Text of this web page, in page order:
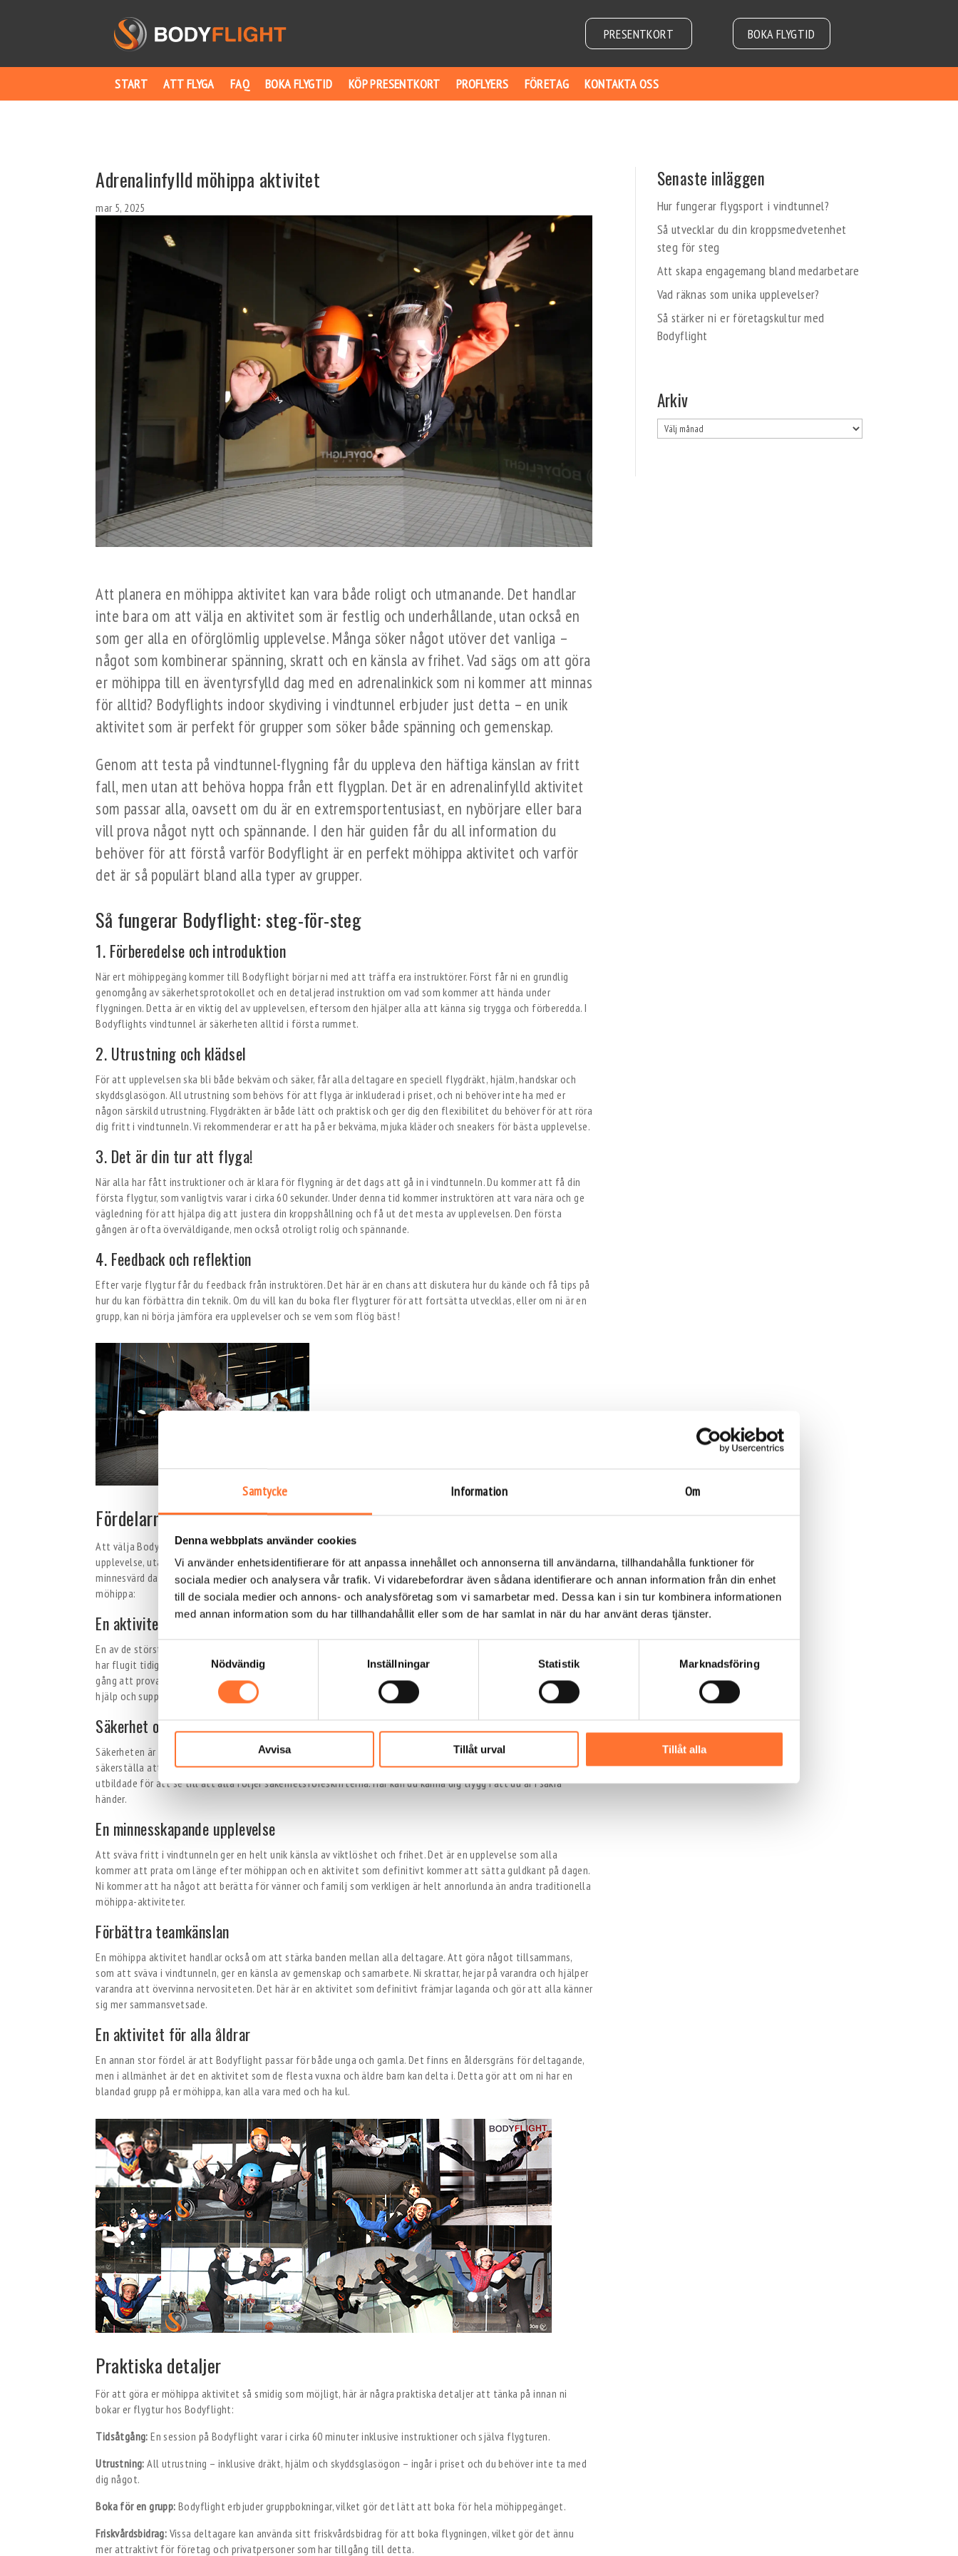
Samtycke Information Om
Denna webbplats använder cookies
Vi använder enhetsidentifierare för att anpassa innehållet och annonserna till användarna, tillhandahålla funktioner för
sociala medier och analysera vår trafik. Vi vidarebefordrar även sådana identifierare och annan information från din enhet
till de sociala medier och annons- och analysföretag som vi samarbetar med. Dessa kan i sin tur kombinera informationen
med annan information som du har tillhandahållit eller som de har samlat in när du har använt deras tjänster.
Samtyckesval
Nödvändig
Inställningar Statistik Marknadsföring
Avvisa Tillåt urval Tillåt alla
PRESENTKORT BOKA FLYGTID
START ATT FLYGA FAQ BOKA FLYGTID KÖP PRESENTKORT PROFLYERS FÖRETAG KONTAKTA OSS
Adrenalinfylld möhippa aktivitet
mar 5, 2025
Att planera en möhippa aktivitet kan vara både roligt och utmanande. Det handlar
inte bara om att välja en aktivitet som är festlig och underhållande, utan också en
som ger alla en oförglömlig upplevelse. Många söker något utöver det vanliga –
något som kombinerar spänning, skratt och en känsla av frihet. Vad sägs om att göra
er möhippa till en äventyrsfylld dag med en adrenalinkick som ni kommer att minnas
för alltid? Bodyflights indoor skydiving i vindtunnel erbjuder just detta – en unik
aktivitet som är perfekt för grupper som söker både spänning och gemenskap.
Genom att testa på vindtunnel-flygning får du uppleva den häftiga känslan av fritt
fall, men utan att behöva hoppa från ett flygplan. Det är en adrenalinfylld aktivitet
som passar alla, oavsett om du är en extremsportentusiast, en nybörjare eller bara
vill prova något nytt och spännande. I den här guiden får du all information du
behöver för att förstå varför Bodyflight är en perfekt möhippa aktivitet och varför
det är så populärt bland alla typer av grupper.
Så fungerar Bodyflight: steg-för-steg
1. Förberedelse och introduktion
När ert möhippegäng kommer till Bodyflight börjar ni med att träffa era instruktörer. Först får ni en grundlig
genomgång av säkerhetsprotokollet och en detaljerad instruktion om vad som kommer att hända under
flygningen. Detta är en viktig del av upplevelsen, eftersom den hjälper alla att känna sig trygga och förberedda. I
Bodyflights vindtunnel är säkerheten alltid i första rummet.
2. Utrustning och klädsel
För att upplevelsen ska bli både bekväm och säker, får alla deltagare en speciell flygdräkt, hjälm, handskar och
skyddsglasögon. All utrustning som behövs för att flyga är inkluderad i priset, och ni behöver inte ha med er
någon särskild utrustning. Flygdräkten är både lätt och praktisk och ger dig den flexibilitet du behöver för att röra
dig fritt i vindtunneln. Vi rekommenderar er att ha på er bekväma, mjuka kläder och sneakers för bästa upplevelse.
3. Det är din tur att flyga!
När alla har fått instruktioner och är klara för flygning är det dags att gå in i vindtunneln. Du kommer att få din
första flygtur, som vanligtvis varar i cirka 60 sekunder. Under denna tid kommer instruktören att vara nära och ge
vägledning för att hjälpa dig att justera din kroppshållning och få ut det mesta av upplevelsen. Den första
gången är ofta överväldigande, men också otroligt rolig och spännande.
4. Feedback och reflektion
Efter varje flygtur får du feedback från instruktören. Det här är en chans att diskutera hur du kände och få tips på
hur du kan förbättra din teknik. Om du vill kan du boka fler flygturer för att fortsätta utvecklas, eller om ni är en
grupp, kan ni börja jämföra era upplevelser och se vem som flög bäst!
Fördelarna med att välja Bodyflight som möhippa aktivitet
Att välja Bodyflight som möhippa aktivitet kommer med många fördelar. Det är inte bara en adrenalinfylld
upplevelse, utan också en aktivitet som främjar gemenskap och skratt – en perfekt kombination för en rolig och
minnesvärd dag. Här är några av de främsta anledningarna till varför Bodyflight är det självklara valet för er
möhippa:
En aktivitet för alla – Ingen erfarenhet krävs
En av de största fördelarna med Bodyflight är att ingen tidigare erfarenhet krävs. Alla kan delta, oavsett om du
har flugit tidigare eller inte. Det spelar ingen roll om du är en erfaren extremsportare eller om detta är din första
gång att prova på något som liknar fallskärmshoppning. Med hjälp av professionella instruktörer får alla den
hjälp och support de behöver för att känna sig trygga och få ut det bästa av sin upplevelse.
Säkerhet och professionell övervakning
Säkerheten är en högsta prioritet på Bodyflight. Vindtunneln är utrustad med den senaste tekniken för att
säkerställa att luften flödar jämnt och kontrollerat, och instruktörerna är mycket erfarna och noggrant
utbildade för att se till att alla följer säkerhetsföreskrifterna. Här kan du känna dig trygg i att du är i säkra
händer.
En minnesskapande upplevelse
Att sväva fritt i vindtunneln ger en helt unik känsla av viktlöshet och frihet. Det är en upplevelse som alla
kommer att prata om länge efter möhippan och en aktivitet som definitivt kommer att sätta guldkant på dagen.
Ni kommer att ha något att berätta för vänner och familj som verkligen är helt annorlunda än andra traditionella
möhippa-aktiviteter.
Förbättra teamkänslan
En möhippa aktivitet handlar också om att stärka banden mellan alla deltagare. Att göra något tillsammans,
som att sväva i vindtunneln, ger en känsla av gemenskap och samarbete. Ni skrattar, hejar på varandra och hjälper
varandra att övervinna nervositeten. Det här är en aktivitet som definitivt främjar laganda och gör att alla känner
sig mer sammansvetsade.
En aktivitet för alla åldrar
En annan stor fördel är att Bodyflight passar för både unga och gamla. Det finns en åldersgräns för deltagande,
men i allmänhet är det en aktivitet som de flesta vuxna och äldre barn kan delta i. Detta gör att om ni har en
blandad grupp på er möhippa, kan alla vara med och ha kul.
Praktiska detaljer
För att göra er möhippa aktivitet så smidig som möjligt, här är några praktiska detaljer att tänka på innan ni
bokar er flygtur hos Bodyflight:
Tidsåtgång: En session på Bodyflight varar i cirka 60 minuter inklusive instruktioner och själva flygturen.
Utrustning: All utrustning – inklusive dräkt, hjälm och skyddsglasögon – ingår i priset och du behöver inte ta med
dig något.
Boka för en grupp: Bodyflight erbjuder gruppbokningar, vilket gör det lätt att boka för hela möhippegänget.
Friskvårdsbidrag: Vissa deltagare kan använda sitt friskvårdsbidrag för att boka flygningen, vilket gör det ännu
mer attraktivt för företag och privatpersoner som har tillgång till detta.
Senaste inläggen
Hur fungerar flygsport i vindtunnel?
Så utvecklar du din kroppsmedvetenhet
steg för steg
Att skapa engagemang bland medarbetare
Vad räknas som unika upplevelser?
Så stärker ni er företagskultur med
Bodyflight
Arkiv
Arkiv